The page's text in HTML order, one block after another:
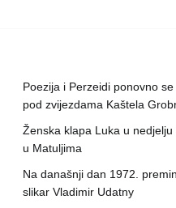
Poezija i Perzeidi ponovno
pod zvijezdama Kaštela
Ženska klapa Luka u nedjelju
u Matuljima
Na današnji dan 1972.
slikar Vladimir Udatny